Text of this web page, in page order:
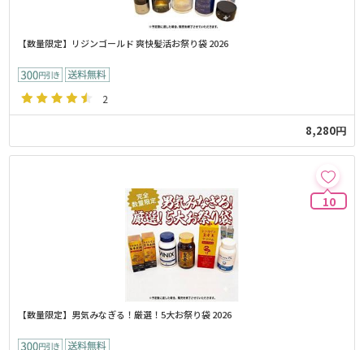
【数量限定】リジンゴールド 爽快髪活お祭り袋 2026
2
8,280円
10
【数量限定】男気みなぎる！厳選！5大お祭り袋 2026